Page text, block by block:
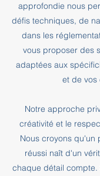
approfondie nous
défis techniques, de
dans les
vous proposer des
adaptées aux
et de vos
Notre approche
créativité et le
Nous croyons qu'un
réussi naît d'un
chaque détail